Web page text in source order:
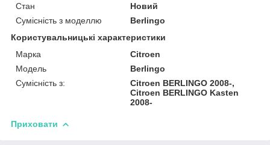
Стан
Новий
Сумісність з моделлю
Berlingo
Користувальницькі характеристики
Марка
Citroen
Модель
Berlingo
Сумісність з:
Citroen BERLINGO 2008-,
Citroen BERLINGO Kasten
2008-
Приховати